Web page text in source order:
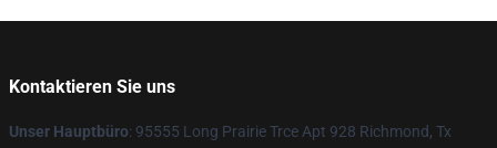
Kontaktieren Sie uns
Unser Hauptbüro: 95555 Long Prairie Trce Apt 928 Richmond, Tx